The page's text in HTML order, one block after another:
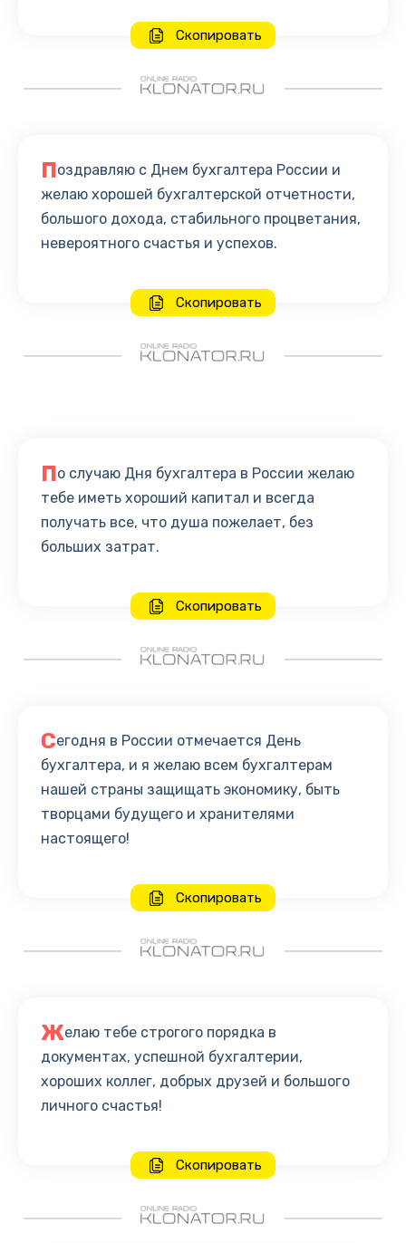
Скопировать
Поздравляю с Днем бухгалтера России и
желаю хорошей бухгалтерской отчетности,
большого дохода, стабильного процветания,
невероятного счастья и успехов.
Скопировать
По случаю Дня бухгалтера в России желаю
тебе иметь хороший капитал и всегда
получать все, что душа пожелает, без
больших затрат.
Скопировать
Сегодня в России отмечается День
бухгалтера, и я желаю всем бухгалтерам
нашей страны защищать экономику, быть
творцами будущего и хранителями
настоящего!
Скопировать
Желаю тебе строгого порядка в
документах, успешной бухгалтерии,
хороших коллег, добрых друзей и большого
личного счастья!
Скопировать